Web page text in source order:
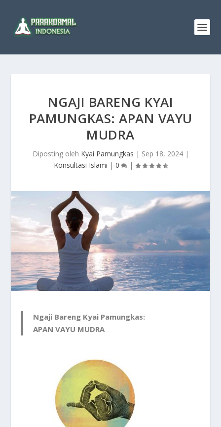
NGAJI BARENG KYAI
PAMUNGKAS: APAN VAYU
MUDRA
Diposting oleh Kyai Pamungkas | Sep 18, 2024|
Konsultasi Islami | 0 |
Ngaji Bareng Kyai Pamungkas:
APAN VAYU MUDRA